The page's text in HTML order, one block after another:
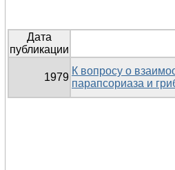
Дата
публикации
1979
К вопросу о
парапсориаза и